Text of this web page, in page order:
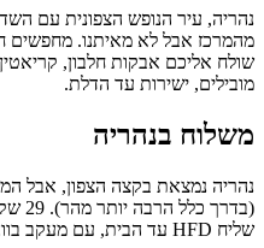
נהריה, עיר הנופש הצפונית עם
שולח אליכם אבקות חלבון,
מובילים, ישירות עד הדלת.
משלוח בנהריה
שליח HFD עד הבית, עם מעקב בוואטסאפ מרגע היציאה.